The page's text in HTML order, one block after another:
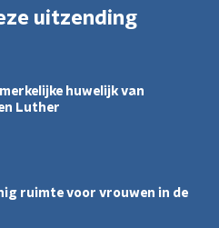
uitzending
huwelijk van
Luther
ruimte voor vrouwen in de